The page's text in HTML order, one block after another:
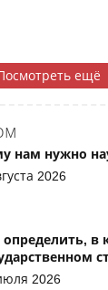
нам нужно
2026
определить, в
2026
ещё